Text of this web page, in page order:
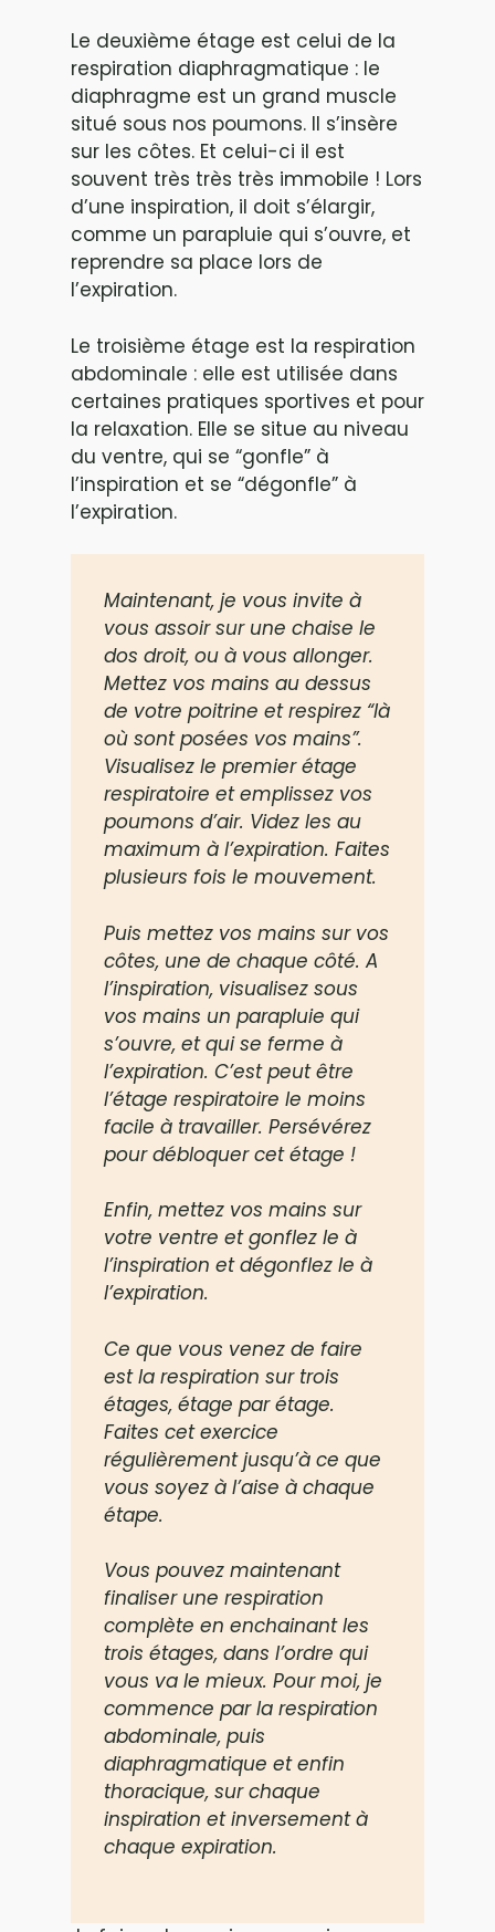
Le deuxième étage est celui de la
respiration diaphragmatique : le
diaphragme est un grand muscle
situé sous nos poumons. Il s’insère
sur les côtes. Et celui-ci il est
souvent très très très immobile ! Lors
d’une inspiration, il doit s’élargir,
comme un parapluie qui s’ouvre, et
reprendre sa place lors de
l’expiration.
Le troisième étage est la respiration
abdominale : elle est utilisée dans
certaines pratiques sportives et pour
la relaxation. Elle se situe au niveau
du ventre, qui se “gonfle” à
l’inspiration et se “dégonfle” à
l’expiration.
Maintenant, je vous invite à
vous assoir sur une chaise le
dos droit, ou à vous allonger.
Mettez vos mains au dessus
de votre poitrine et respirez “là
où sont posées vos mains”.
Visualisez le premier étage
respiratoire et emplissez vos
poumons d’air. Videz les au
maximum à l’expiration. Faites
plusieurs fois le mouvement.
Puis mettez vos mains sur vos
côtes, une de chaque côté. A
l’inspiration, visualisez sous
vos mains un parapluie qui
s’ouvre, et qui se ferme à
l’expiration. C’est peut être
l’étage respiratoire le moins
facile à travailler. Persévérez
pour débloquer cet étage !
Enfin, mettez vos mains sur
votre ventre et gonflez le à
l’inspiration et dégonflez le à
l’expiration.
Ce que vous venez de faire
est la respiration sur trois
étages, étage par étage.
Faites cet exercice
régulièrement jusqu’à ce que
vous soyez à l’aise à chaque
étape.
Vous pouvez maintenant
finaliser une respiration
complète en enchainant les
trois étages, dans l’ordre qui
vous va le mieux. Pour moi, je
commence par la respiration
abdominale, puis
diaphragmatique et enfin
thoracique, sur chaque
inspiration et inversement à
chaque expiration.